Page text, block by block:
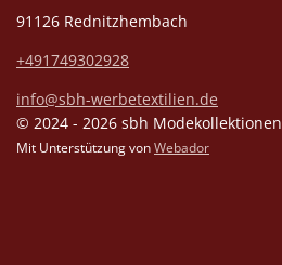
91126 Rednitzhembach
+491749302928
info@sbh-werbetextilien.de
© 2024 - 2026 sbh Modekollektionen
Mit Unterstützung von Webador